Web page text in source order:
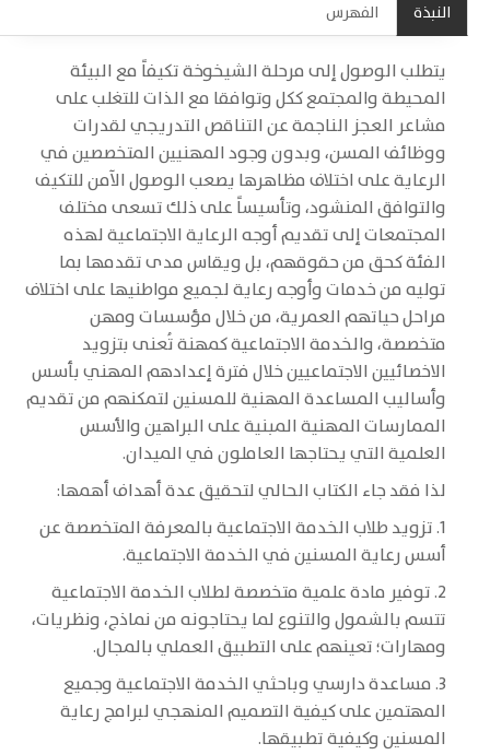
النبذة الفهرس
يتطلب الوصول إلى مرحلة الشيخوخة تكيفاً مع البيئة
المحيطة والمجتمع ككل وتوافقا مع الذات للتغلب على
مشاعر العجز الناجمة عن التناقص التدريجي لقدرات
ووظائف المسن، وبدون وجود المهنيين المتخصصين في
الرعاية على اختلاف مظاهرها يصعب الوصول الآمن للتكيف
والتوافق المنشود، وتأسيساً على ذلك تسعى مختلف
المجتمعات إلى تقديم أوجه الرعاية الاجتماعية لهذه
الفئة كحق من حقوقهم، بل ويقاس مدى تقدمها بما
توليه من خدمات وأوجه رعاية لجميع مواطنيها على اختلاف
مراحل حياتهم العمرية، من خلال مؤسسات ومهن
متخصصة، والخدمة الاجتماعية كمهنة تُعنى بتزويد
الاخصائيين الاجتماعيين خلال فترة إعدادهم المهني بأسس
وأساليب المساعدة المهنية للمسنين لتمكنهم من تقديم
الممارسات المهنية المبنية على البراهين والأسس
العلمية التي يحتاجها العاملون في الميدان.
لذا فقد جاء الكتاب الحالي لتحقيق عدة أهداف أهمها:
1. تزويد طلاب الخدمة الاجتماعية بالمعرفة المتخصصة عن
أسس رعاية المسنين في الخدمة الاجتماعية.
2. توفير مادة علمية متخصصة لطلاب الخدمة الاجتماعية
تتسم بالشمول والتنوع لما يحتاجونه من نماذج، ونظريات،
ومهارات؛ تعينهم على التطبيق العملي بالمجال.
3. مساعدة دارسي وباحثي الخدمة الاجتماعية وجميع
المهتمين على كيفية التصميم المنهجي لبرامج رعاية
المسنين وكيفية تطبيقها.